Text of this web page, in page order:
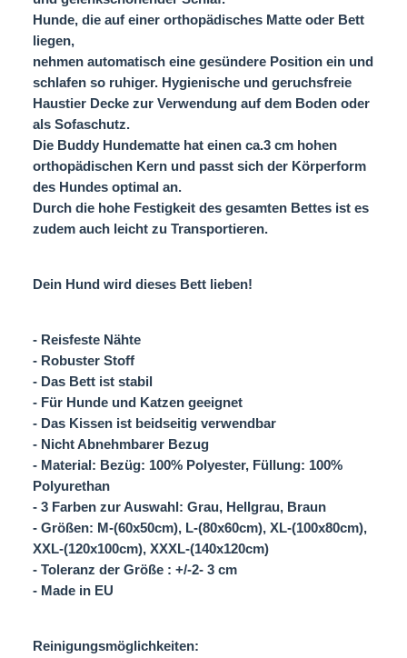
Hunde, die auf einer orthopädisches Matte oder Bett
liegen,
nehmen automatisch eine gesündere Position ein und
schlafen so ruhiger. Hygienische und geruchsfreie
Haustier Decke zur Verwendung auf dem Boden oder
als Sofaschutz.
Die Buddy Hundematte hat einen ca.3 cm hohen
orthopädischen Kern und passt sich der Körperform
des Hundes optimal an.
Durch die hohe Festigkeit des gesamten Bettes ist es
zudem auch leicht zu Transportieren.
Dein Hund wird dieses Bett lieben!
- Reisfeste Nähte
- Robuster Stoff
- Das Bett ist stabil
- Für Hunde und Katzen geeignet
- Das Kissen ist beidseitig verwendbar
- Nicht Abnehmbarer Bezug
- Material: Bezüg: 100% Polyester, Füllung: 100%
Polyurethan
- 3 Farben zur Auswahl: Grau, Hellgrau, Braun
- Größen: M-(60x50cm), L-(80x60cm), XL-(100x80cm),
XXL-(120x100cm), XXXL-(140x120cm)
- Toleranz der Größe : +/-2- 3 cm
- Made in EU
Reinigungsmöglichkeiten: